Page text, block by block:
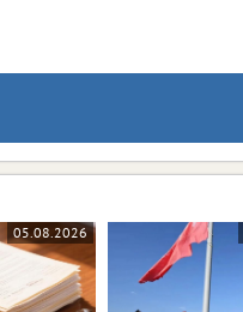
05.08.2026